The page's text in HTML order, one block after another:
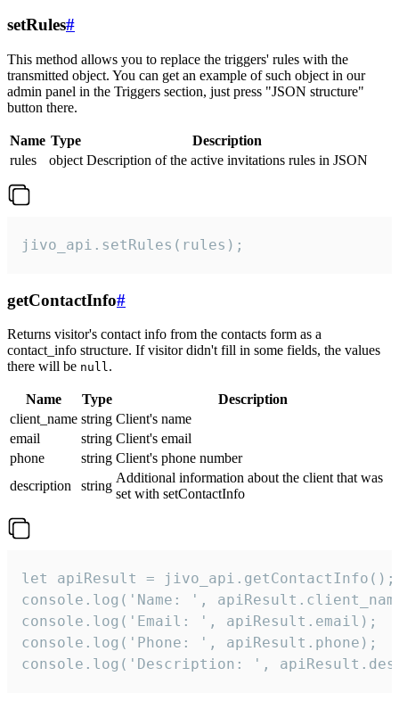
setRules#
This method allows you to replace the triggers' rules with the
transmitted object. You can get an example of such object in our
admin panel in the Triggers section, just press "JSON structure"
button there.
Name Type
Description
rules
object Description of the active invitations rules in JSON
jivo_api.setRules(rules);
getContactInfo#
Returns visitor's contact info from the contacts form as a
contact_info structure. If visitor didn't fill in some fields, the values
there will be null.
Name Type
Description
client_name string Client's name
email
string Client's email
phone
string Client's phone number
description
string
Additional information about the client that was
set with setContactInfo
let apiResult = jivo_api.getContactInfo();
console.log('Name: ',
console.log('Email: ', apiResult.email);
console.log('Phone: ', apiResult.phone);
console.log('Description: ',